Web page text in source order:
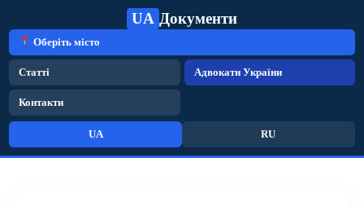
UA Документи
Оберіть місто
Статті Адвокати України
Контакти
UA RU